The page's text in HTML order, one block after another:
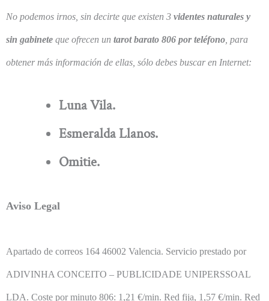
No podemos irnos, sin decirte que existen 3 videntes naturales y
sin gabinete que ofrecen un tarot barato 806 por teléfono , para
obtener más información de ellas, sólo debes buscar en Internet:
Luna Vila.
Esmeralda Llanos.
Omitie.
Aviso Legal
Apartado de correos 164 46002 Valencia. Servicio prestado por
ADIVINHA CONCEITO – PUBLICIDADE UNIPERSSOAL
LDA. Coste por minuto 806: 1,21 €/min. Red fija, 1,57 €/min. Red